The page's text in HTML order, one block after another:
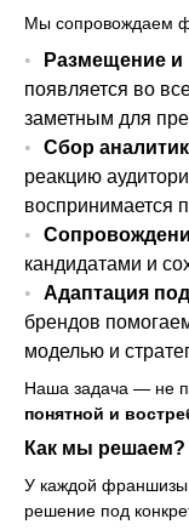
Мы сопровождаем
Размещение
появляется во
заметным для
Сбор
реакцию
воспринимается
кандидатами и
Адаптация
брендов
моделью и
Наша задача — не
понятной и
Как мы решаем?
У каждой
решение под